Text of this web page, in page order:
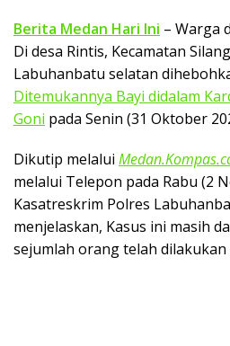
Berita Medan Hari Ini – Warga
Di desa Rintis, Kecamatan
Labuhanbatu selatan
Ditemukannya Bayi didalam
Goni pada Senin (31 Oktober
Dikutip melalui
melalui Telepon pada Rabu (2
Kasatreskrim Polres
menjelaskan, Kasus ini masih
sejumlah orang telah dilakukan